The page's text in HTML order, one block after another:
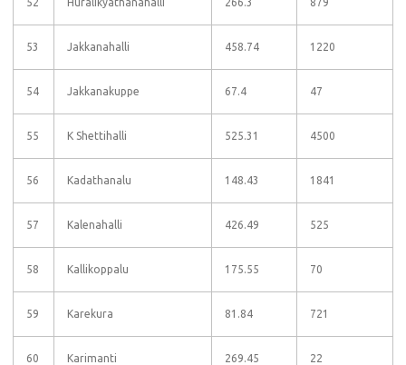
53 Jakkanahalli 458.74 1220
54 Jakkanakuppe 67.4 47
55 K Shettihalli 525.31 4500
56 Kadathanalu 148.43 1841
57 Kalenahalli 426.49 525
58 Kallikoppalu 175.55 70
59 Karekura 81.84 721
60 Karimanti 269.45 22